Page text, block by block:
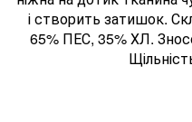
і створить затишок.
65% ПЕС, 35% ХЛ.